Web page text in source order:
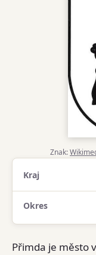
Znak:
Kraj
Okres
Přimda je město